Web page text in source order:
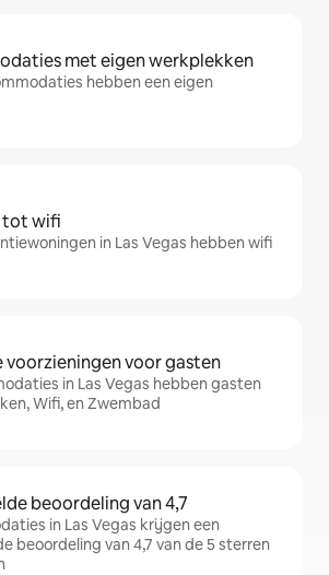
met eigen werkplekken
hebben een eigen
tot wifi
in Las Vegas hebben wifi
voorzieningen voor gasten
in Las Vegas hebben gasten
Wifi, en Zwembad
beoordeling van 4,7
in Las Vegas krijgen een
beoordeling van 4,7 van de 5 sterren